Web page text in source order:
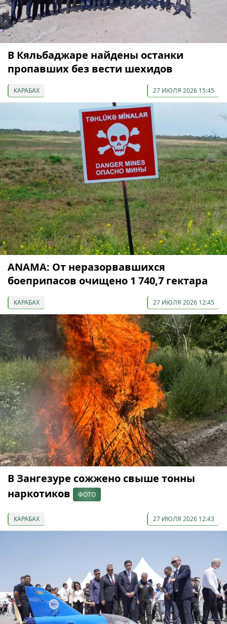
В Кяльбаджаре найдены останки
пропавших без вести шехидов
КАРАБАХ 27 ИЮЛЯ 2026 15:45
ANAMA: От неразорвавшихся
боеприпасов очищено 1 740,7 гектара
КАРАБАХ 27 ИЮЛЯ 2026 12:45
В Зангезуре сожжено свыше тонны
наркотиков
ФОТО
КАРАБАХ 27 ИЮЛЯ 2026 12:43